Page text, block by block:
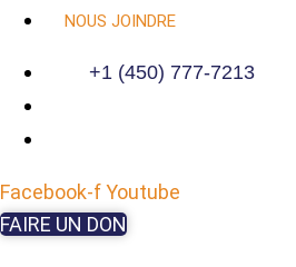
NOUS JOINDRE
+1 (450) 777-7213
Facebook-fYoutube
FAIRE UN DON